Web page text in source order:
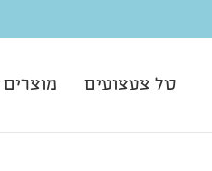
טל צעצועים מוצרים